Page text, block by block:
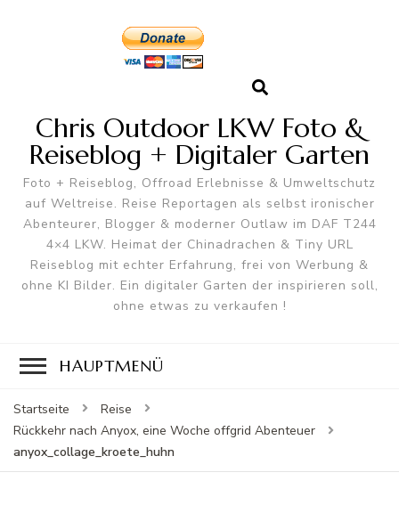
Chris Outdoor LKW Foto &
Reiseblog + Digitaler Garten
Foto + Reiseblog, Offroad Erlebnisse & Umweltschutz
auf Weltreise. Reise Reportagen als selbst ironischer
Abenteurer, Blogger & moderner Outlaw im DAF T244
4×4 LKW. Heimat der Chinadrachen & Tiny URL
Reiseblog mit echter Erfahrung, frei von Werbung &
ohne KI Bilder. Ein digitaler Garten der inspirieren soll,
ohne etwas zu verkaufen !
HAUPTMENÜ
Startseite
Reise
Rückkehr nach Anyox, eine Woche offgrid Abenteuer
anyox_collage_kroete_huhn